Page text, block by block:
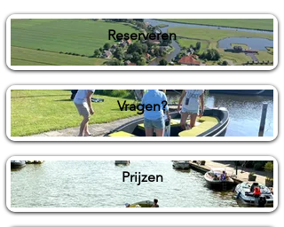
Reserveren
Vragen?
Prijzen